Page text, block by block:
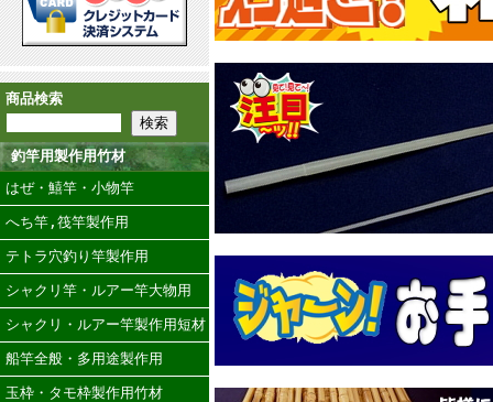
商品検索
釣竿用製作用竹材
はぜ・鱚竿・小物竿
へち竿,筏竿製作用
テトラ穴釣り竿製作用
シャクリ竿・ルアー竿大物用
シャクリ・ルアー竿製作用短材
船竿全般・多用途製作用
玉枠・タモ枠製作用竹材